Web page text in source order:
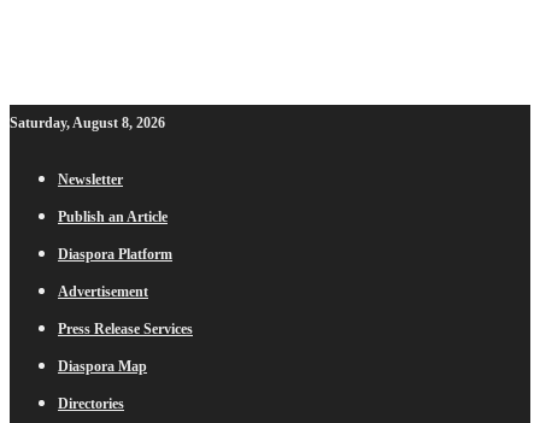
Saturday, August 8, 2026
Newsletter
Publish an Article
Diaspora Platform
Advertisement
Press Release Services
Diaspora Map
Directories